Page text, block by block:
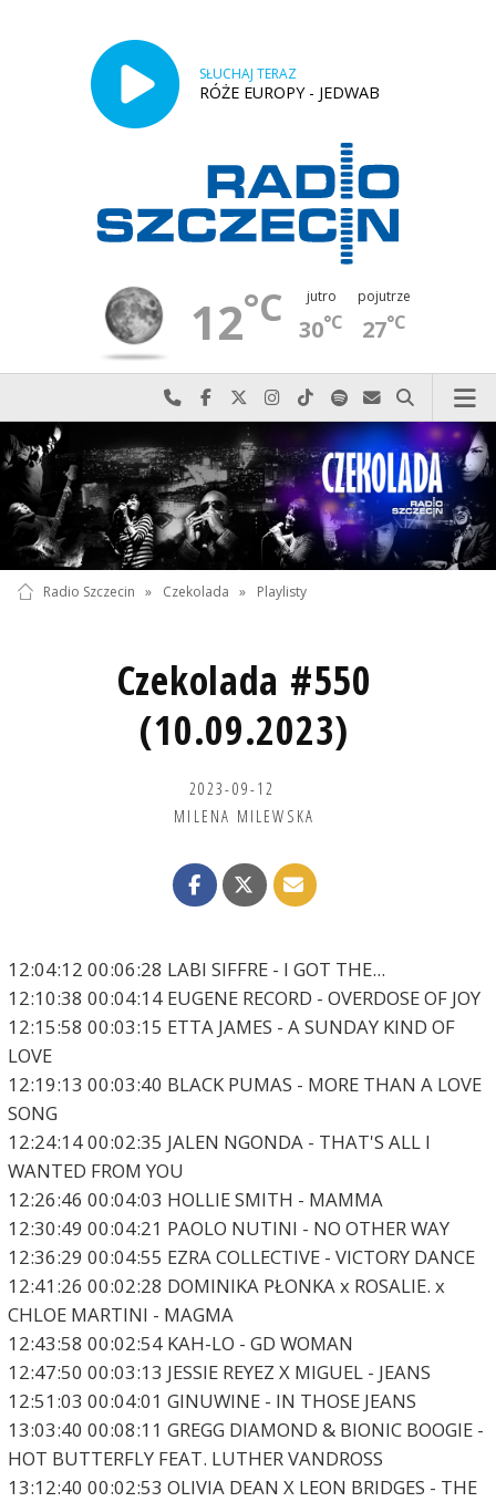
SŁUCHAJ TERAZ
RÓŻE EUROPY - JEDWAB
12°C jutro
30°C
pojutrze
27°C
Najlepiej po prostu do nas zadzwoń
Odwiedź nas na Facebook-u
Odwiedź nas na X
Odwiedź nas na Instagram-ie
Odwiedź nas na TikTok-u
Szukaj nas na Spotify
Wyślij do nas
Szukaj
Radio Szczecin » Czekolada » Playlisty
Czekolada #550
(10.09.2023)
2023-09-12
MILENA MILEWSKA
12:04:12 00:06:28 LABI SIFFRE - I GOT THE...
12:10:38 00:04:14 EUGENE RECORD - OVERDOSE OF JOY
12:15:58 00:03:15 ETTA JAMES - A SUNDAY KIND OF
LOVE
12:19:13 00:03:40 BLACK PUMAS - MORE THAN A LOVE
SONG
12:24:14 00:02:35 JALEN NGONDA - THAT'S ALL I
WANTED FROM YOU
12:26:46 00:04:03 HOLLIE SMITH - MAMMA
12:30:49 00:04:21 PAOLO NUTINI - NO OTHER WAY
12:36:29 00:04:55 EZRA COLLECTIVE - VICTORY DANCE
12:41:26 00:02:28 DOMINIKA PŁONKA x ROSALIE. x
CHLOE MARTINI - MAGMA
12:43:58 00:02:54 KAH-LO - GD WOMAN
12:47:50 00:03:13 JESSIE REYEZ X MIGUEL - JEANS
12:51:03 00:04:01 GINUWINE - IN THOSE JEANS
13:03:40 00:08:11 GREGG DIAMOND & BIONIC BOOGIE -
HOT BUTTERFLY FEAT. LUTHER VANDROSS
13:12:40 00:02:53 OLIVIA DEAN X LEON BRIDGES - THE